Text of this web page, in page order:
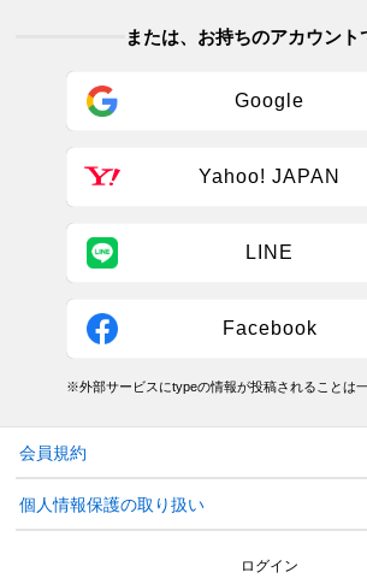
または、お持ちのアカウント
Google
Yahoo! JAPAN
LINE
Facebook
※外部サービスにtypeの情報が投稿されることは一
会員規約
個人情報保護の取り扱い
ログイン